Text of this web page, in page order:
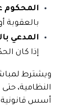
المحكوم
بالعقوبة
المدعي
إذا كان
ويشترط
النظامية،
أسس